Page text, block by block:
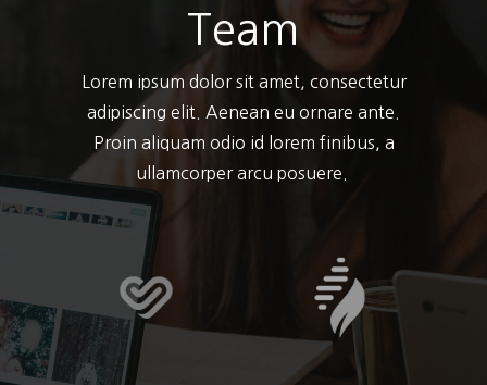
Team
Lorem ipsum dolor sit amet, consectetur
adipiscing elit. Aenean eu ornare ante.
Proin aliquam odio id lorem finibus, a
ullamcorper arcu posuere.